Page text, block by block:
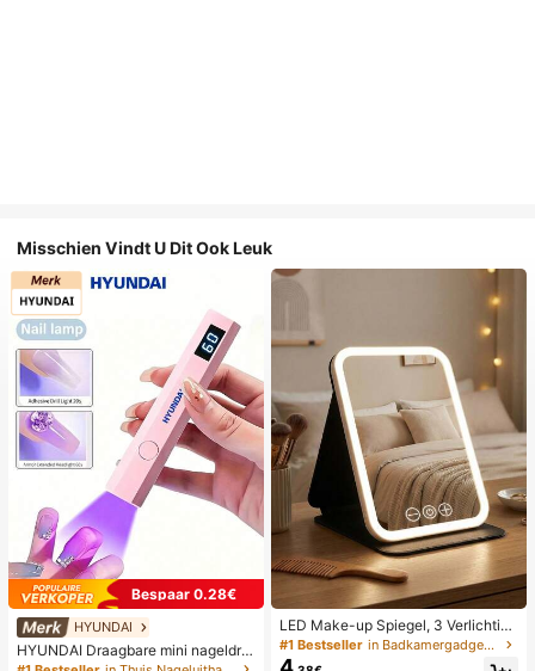
Misschien Vindt U Dit Ook Leuk
Bespaar 0.28€
HYUNDAI
HYUNDAI Draagbare mini nageldro
ger, oplaadbare handlamp UV/LED
LED Make-up Spiegel, 3 Verlichting
smodi, Verstelbare Helderheid, Draa
gbaar Vouwbaar Ontwerp, Geschikt
#1 Bestseller in Badkamergadgets die favoriet zijn bij klanten B